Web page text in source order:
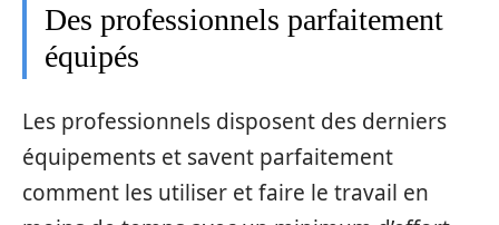
Des professionnels parfaitement
équipés
Les professionnels disposent des derniers
équipements et savent parfaitement
comment les utiliser et faire le travail en